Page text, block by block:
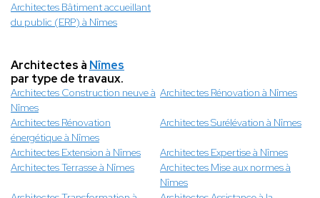
Architectes Bâtiment accueillant
du public (ERP) à Nîmes
Architectes à Nîmes
par type de travaux.
Architectes Construction neuve à
Nîmes
Architectes Rénovation à Nîmes
Architectes Rénovation
énergétique à Nîmes
Architectes Surélévation à Nîmes
Architectes Extension à Nîmes
Architectes Expertise à Nîmes
Architectes Terrasse à Nîmes
Architectes Mise aux normes à
Nîmes